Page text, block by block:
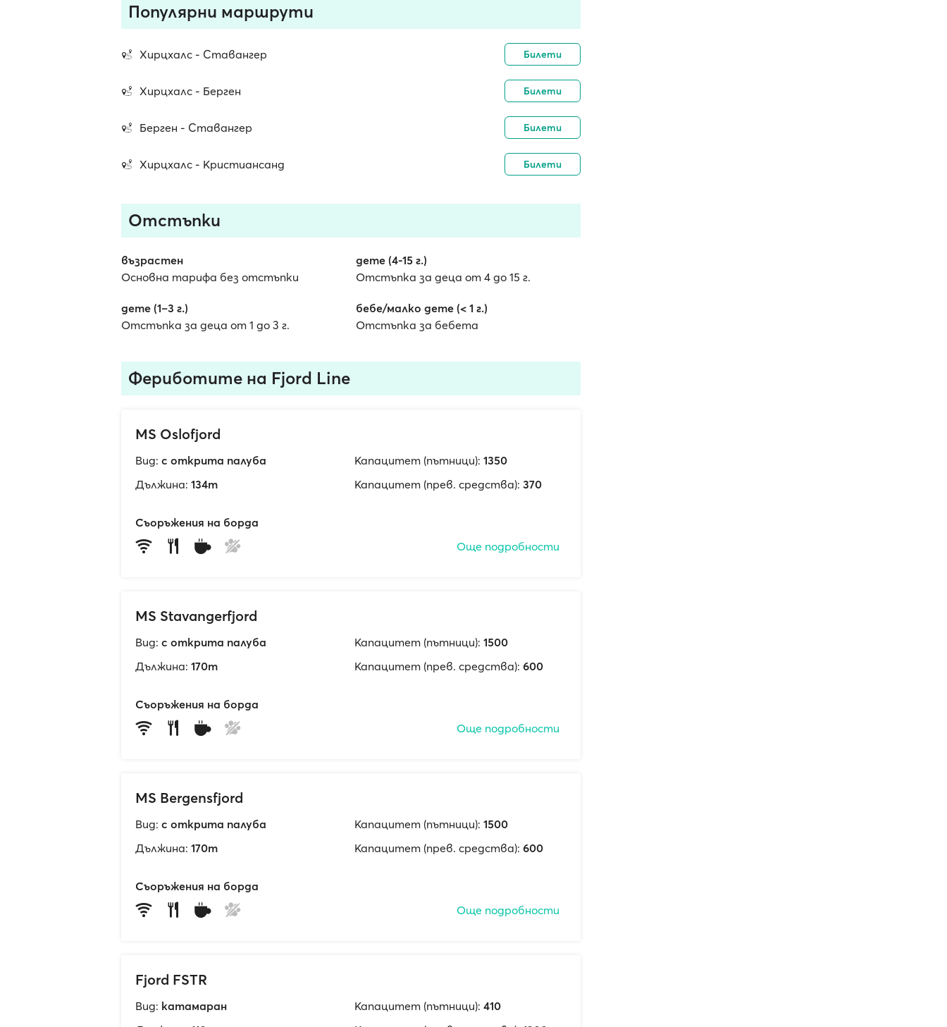
Популярни маршрути
Хирцхалс - Ставангер Билети
Хирцхалс - Берген Билети
Берген - Ставангер Билети
Хирцхалс - Кристиансанд Билети
Отстъпки
възрастен
Основна тарифа без отстъпки
дете (4-15 г.)
Отстъпка за деца от 4 до 15 г.
дете (1–3 г.)
Отстъпка за деца от 1 до 3 г.
бебе/малко дете (< 1 г.)
Отстъпка за бебета
Фериботите на Fjord Line
MS Oslofjord
Вид: с открита палуба
Дължина: 134m
Капацитет (пътници): 1350
Капацитет (прев. средства): 370
Съоръжения на борда
Още подробности
MS Stavangerfjord
Вид: с открита палуба
Дължина: 170m
Капацитет (пътници): 1500
Капацитет (прев. средства): 600
Съоръжения на борда
Още подробности
MS Bergensfjord
Вид: с открита палуба
Дължина: 170m
Капацитет (пътници): 1500
Капацитет (прев. средства): 600
Съоръжения на борда
Още подробности
Fjord FSTR
Вид: катамаран
Капацитет (пътници): 410